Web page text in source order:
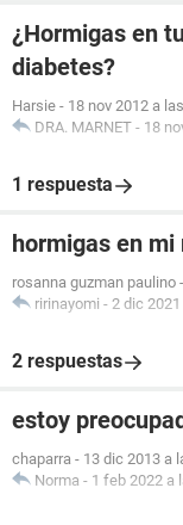
¿Hormigas en
diabetes?
Harsie - 18 nov 2012 a
DRA. MARNET - 18
1 respuesta
hormigas en
rosanna guzman paulino -
ririnayomi - 2 dic
2 respuestas
estoy
chaparra - 13 dic 2013 a
Norma - 1 feb 2022 a